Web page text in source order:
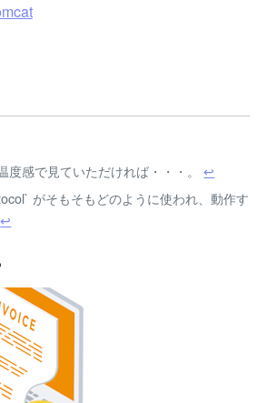
度感で見ていただければ・・・。↩
がそもそもどのように使われ、動作す
↩